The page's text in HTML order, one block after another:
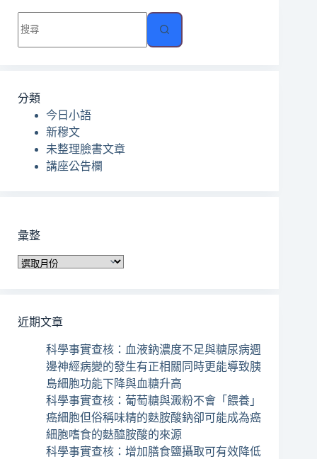
不
條
分類
今日小語
新穆文
未整理臉書文章
講座公告欄
彙整
彙
近期文章
科學事實查核：血液鈉濃度不足與糖尿病週
邊神經病變的發生有正相關同時更能導致胰
島細胞功能下降與血糖升高
科學事實查核：葡萄糖與澱粉不會「餵養」
癌細胞但俗稱味精的麩胺酸鈉卻可能成為癌
細胞嗜食的麩醯胺酸的來源
科學事實查核：增加膳食鹽攝取可有效降低